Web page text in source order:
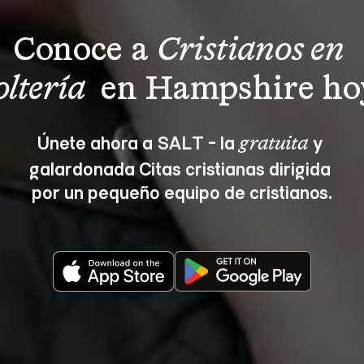
Conoce a Cristianos en
en Hampshire
Únete ahora a SALT - la gratuita y
galardonada Citas cristianas dirigida
por un pequeño equipo de cristianos.